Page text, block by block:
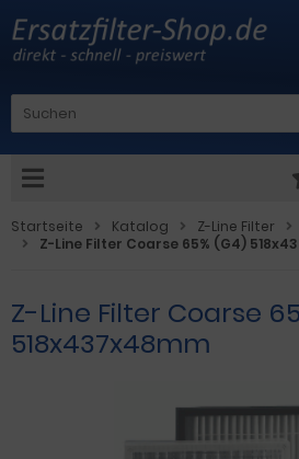
Startseite Katalog Z-Line Filter
Z-Line Filter Coarse 65% (G4)
Z-Line Filter Coarse
518x437x48mm